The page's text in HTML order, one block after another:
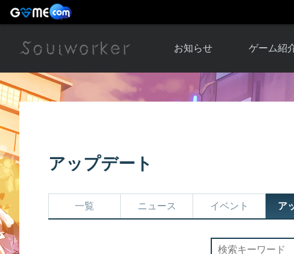
お知らせ
お知らせ一覧
ゲーム紹
ソウルワーカ
アップデート
一覧 ニュース イベント ア